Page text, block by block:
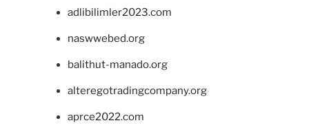
adlibilimler2023.com
naswwebed.org
balithut-manado.org
alteregotradingcompany.org
aprce2022.com